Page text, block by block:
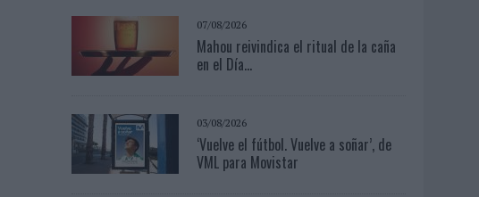
07/08/2026
Mahou reivindica el ritual de la caña
en el Día...
03/08/2026
‘Vuelve el fútbol. Vuelve a soñar’, de
VML para Movistar